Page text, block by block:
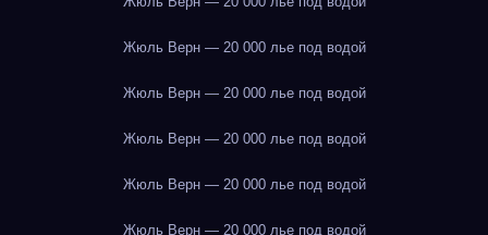
Жюль Верн — 20 000 лье под водой
Жюль Верн — 20 000 лье под водой
Жюль Верн — 20 000 лье под водой
Жюль Верн — 20 000 лье под водой
Жюль Верн — 20 000 лье под водой